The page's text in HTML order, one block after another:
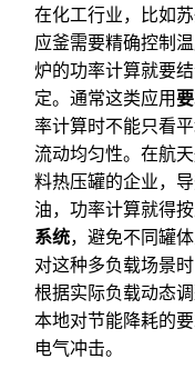
在化工行业，比如
应釜需要精确控制
炉的功率计算就要
定。通常这类应用
率计算时不能只看
流动均匀性。在航
料热压罐的企业，
油，功率计算就得
系统，避免不同罐
对这种多负载场景
根据实际负载动态
本地对节能降耗的
电气冲击。